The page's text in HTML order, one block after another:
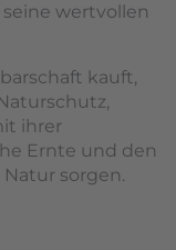
wertvollen
kauft,
ihrer
Ernte und den
sorgen.